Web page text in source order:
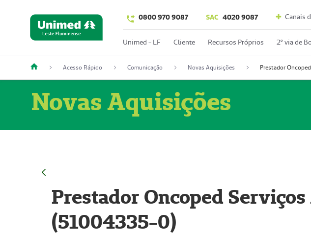
0800 970 9087 SAC 4020 9087 Canais
Unimed - LF Cliente Recursos Próprios 2º via de
Acesso Rápido Comunicação Novas Aquisições
Novas Aquisições
Prestador Oncoped
(51004335-0)